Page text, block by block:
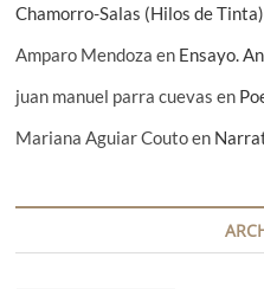
Chamorro-Salas (Hilos de Tinta)
Amparo Mendoza en Ensayo.
juan manuel parra cuevas en
Mariana Aguiar Coutoen